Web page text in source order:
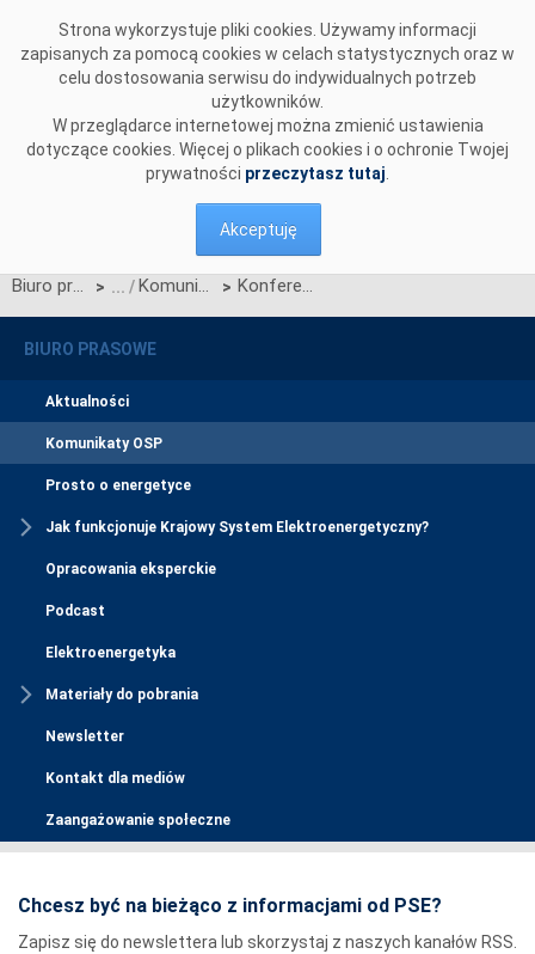
Strona wykorzystuje pliki cookies. Używamy informacji
zapisanych za pomocą cookies w celach statystycznych oraz w
celu dostosowania serwisu do indywidualnych potrzeb
użytkowników.
W przeglądarce internetowej można zmienić ustawienia
dotyczące cookies. Więcej o plikach cookies i o ochronie Twojej
prywatności przeczytasz tutaj
Akceptuję
Biuro prasowe > Komunikaty OSP > Konferencja z okazji 60 jubileuszowej rocznicy Służb Dyspozytorskich w Polsce
BIURO PRASOWE
Aktualności
Komunikaty OSP
Prosto o energetyce
Jak funkcjonuje Krajowy System Elektroenergetyczny?
Opracowania eksperckie
Podcast
Elektroenergetyka
Materiały do pobrania
Newsletter
Kontakt dla mediów
Zaangażowanie społeczne
Chcesz być na bieżąco z informacjami od PSE?
Zapisz się do newslettera lub skorzystaj z naszych kanałów RSS.